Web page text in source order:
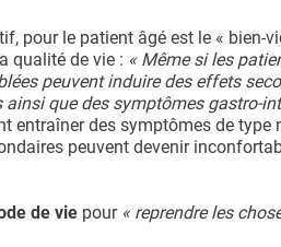
pour le patient âgé est le « bien-
qualité de vie : « Même si les
peuvent induire des effets
que des symptômes gastro-
entraîner des symptômes de type
peuvent devenir
de vie pour « reprendre les